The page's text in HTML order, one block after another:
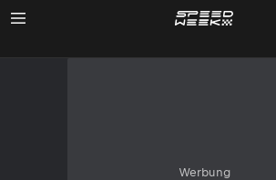
Werbung